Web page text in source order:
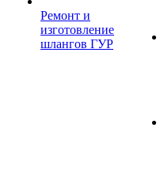
Ремонт и
изготовление
шлангов ГУР